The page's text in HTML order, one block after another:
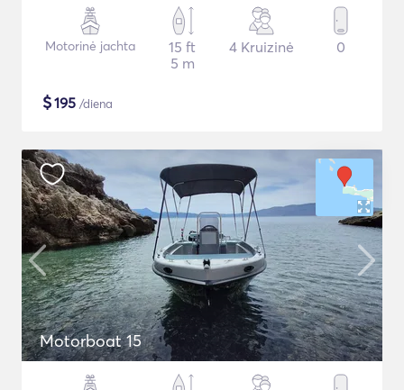
Motorinė jachta
15 ft
5 m
4 Kruizinė 0
$195 /diena
Motorboat 15